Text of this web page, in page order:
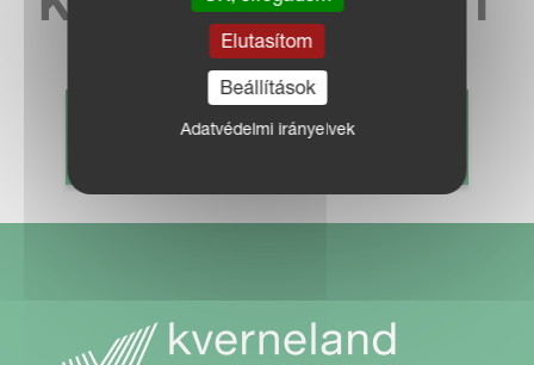
KERESKEDŐ KERESÉS
Elutasítom
Beállítások
Adatvédelmi irányelvek